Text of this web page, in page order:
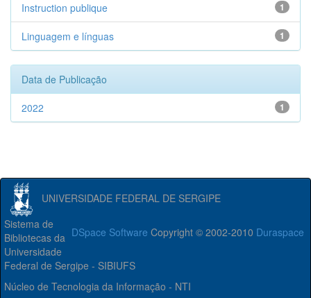
1
Instruction publique
1
Linguagem e línguas
Data de Publicação
1
2022
UNIVERSIDADE FEDERAL DE SERGIPE
DSpace Software Copyright © 2002-2010 Duraspace
Sistema de
Bibliotecas da
Universidade
Federal de Sergipe - SIBIUFS
Núcleo de Tecnologia da Informação - NTI